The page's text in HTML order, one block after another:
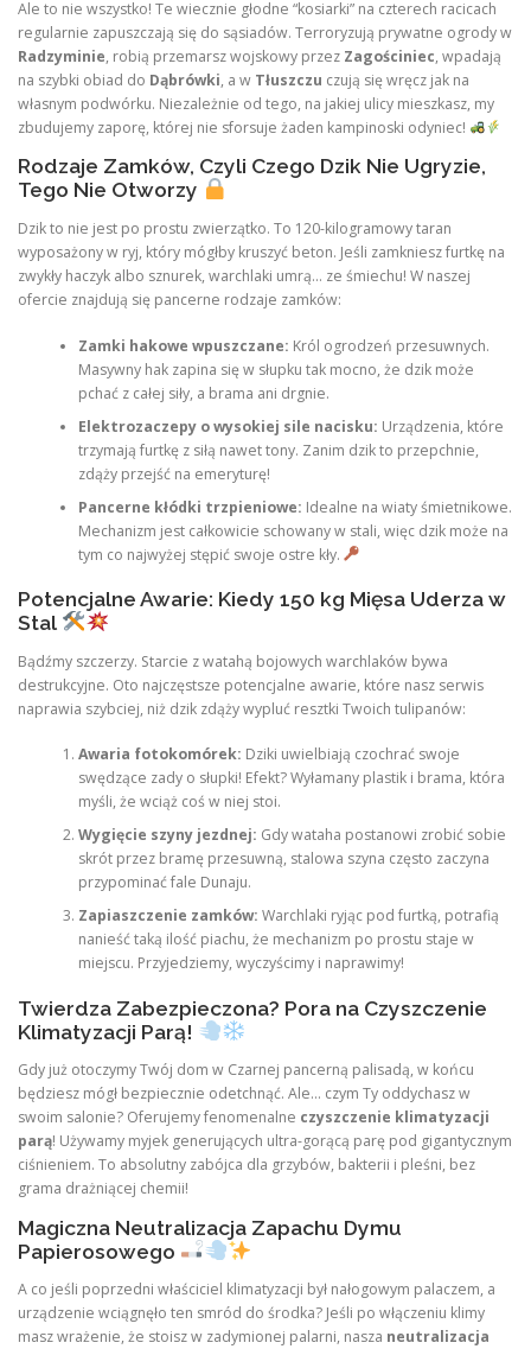
Ale to nie wszystko! Te wiecznie głodne “kosiarki” na czterech racicach
regularnie zapuszczają się do sąsiadów. Terroryzują prywatne ogrody w
Radzyminie, robią przemarsz wojskowy przez Zagościniec, wpadają
na szybki obiad do Dąbrówki, a w Tłuszczu czują się wręcz jak na
własnym podwórku. Niezależnie od tego, na jakiej ulicy mieszkasz, my
zbudujemy zaporę, której nie sforsuje żaden kampinoski odyniec!
Rodzaje Zamków, Czyli Czego Dzik Nie Ugryzie,
Tego Nie Otworzy
Dzik to nie jest po prostu zwierzątko. To 120-kilogramowy taran
wyposażony w ryj, który mógłby kruszyć beton. Jeśli zamkniesz furtkę na
zwykły haczyk albo sznurek, warchlaki umrą… ze śmiechu! W naszej
ofercie znajdują się pancerne rodzaje zamków:
Zamki hakowe wpuszczane: Król ogrodzeń przesuwnych.
Masywny hak zapina się w słupku tak mocno, że dzik może
pchać z całej siły, a brama ani drgnie.
Elektrozaczepy o wysokiej sile nacisku: Urządzenia, które
trzymają furtkę z siłą nawet tony. Zanim dzik to przepchnie,
zdąży przejść na emeryturę!
Pancerne kłódki trzpieniowe: Idealne na wiaty śmietnikowe.
Mechanizm jest całkowicie schowany w stali, więc dzik może na
tym co najwyżej stępić swoje ostre kły.
Potencjalne Awarie: Kiedy 150 kg Mięsa Uderza w
Stal
Bądźmy szczerzy. Starcie z watahą bojowych warchlaków bywa
destrukcyjne. Oto najczęstsze potencjalne awarie, które nasz serwis
naprawia szybciej, niż dzik zdąży wypluć resztki Twoich tulipanów:
Awaria fotokomórek: Dziki uwielbiają czochrać swoje
swędzące zady o słupki! Efekt? Wyłamany plastik i brama, która
myśli, że wciąż coś w niej stoi.
Wygięcie szyny jezdnej: Gdy wataha postanowi zrobić sobie
skrót przez bramę przesuwną, stalowa szyna często zaczyna
przypominać fale Dunaju.
Zapiaszczenie zamków: Warchlaki ryjąc pod furtką, potrafią
nanieść taką ilość piachu, że mechanizm po prostu staje w
miejscu. Przyjedziemy, wyczyścimy i naprawimy!
Twierdza Zabezpieczona? Pora na Czyszczenie
Klimatyzacji Parą!
Gdy już otoczymy Twój dom w Czarnej pancerną palisadą, w końcu
będziesz mógł bezpiecznie odetchnąć. Ale… czym Ty oddychasz w
swoim salonie? Oferujemy fenomenalne czyszczenie klimatyzacji
parą! Używamy myjek generujących ultra-gorącą parę pod gigantycznym
ciśnieniem. To absolutny zabójca dla grzybów, bakterii i pleśni, bez
grama drażniącej chemii!
Magiczna Neutralizacja Zapachu Dymu
Papierosowego
A co jeśli poprzedni właściciel klimatyzacji był nałogowym palaczem, a
urządzenie wciągnęło ten smród do środka? Jeśli po włączeniu klimy
masz wrażenie, że stoisz w zadymionej palarni, nasza neutralizacja